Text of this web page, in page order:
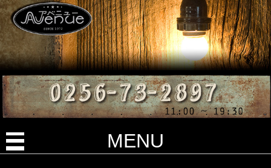
MENU